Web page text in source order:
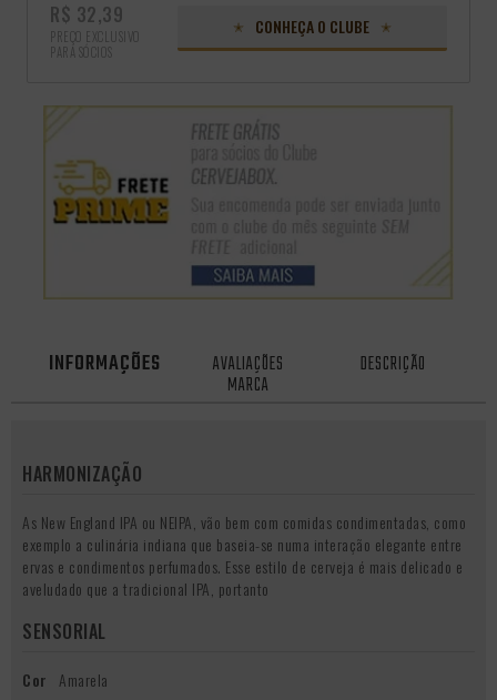
R$ 32,39
PREÇO EXCLUSIVO
PARA SÓCIOS
CONHEÇA O CLUBE
INFORMAÇÕES AVALIAÇÕES DESCRIÇÃO
MARCA
HARMONIZAÇÃO
As New England IPA ou NEIPA, vão bem com comidas condimentadas, como
exemplo a culinária indiana que baseia-se numa interação elegante entre
ervas e condimentos perfumados. Esse estilo de cerveja é mais delicado e
aveludado que a tradicional IPA, portanto
SENSORIAL
Cor Amarela